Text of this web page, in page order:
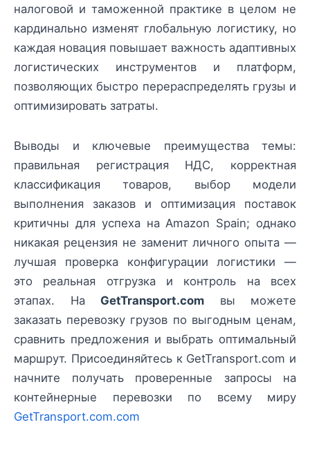
налоговой и таможенной практике в целом не
кардинально изменят глобальную логистику, но
каждая новация повышает важность адаптивных
логистических инструментов и платформ,
позволяющих быстро перераспределять грузы и
оптимизировать затраты.
Выводы и ключевые преимущества темы:
правильная регистрация НДС, корректная
классификация товаров, выбор модели
выполнения заказов и оптимизация поставок
критичны для успеха на Amazon Spain; однако
никакая рецензия не заменит личного опыта —
лучшая проверка конфигурации логистики —
это реальная отгрузка и контроль на всех
этапах. На GetTransport.com вы можете
заказать перевозку грузов по выгодным ценам,
сравнить предложения и выбрать оптимальный
маршрут. Присоединяйтесь к GetTransport.com и
начните получать проверенные запросы на
контейнерные перевозки по всему миру
GetTransport.com.com